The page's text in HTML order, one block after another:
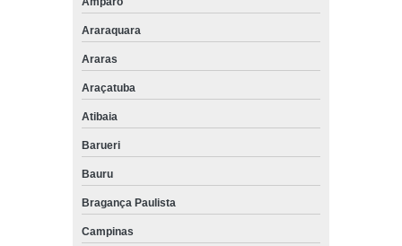
Araraquara
Araras
Araçatuba
Atibaia
Barueri
Bauru
Bragança Paulista
Campinas